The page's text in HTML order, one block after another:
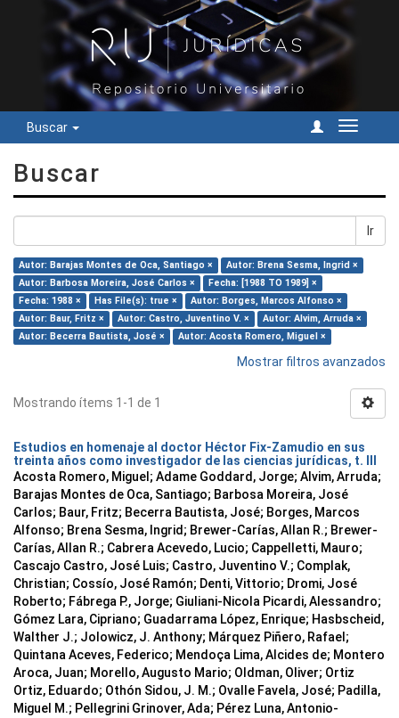
Buscar
Cambiar
Buscar
Ir
Autor: Barajas Montes de Oca, Santiago ×
Autor: Brena Sesma, Ingrid ×
Autor: Barbosa Moreira, José Carlos ×
Fecha: [1988 TO 1989] ×
Fecha: 1988 ×
Has File(s): true ×
Autor: Borges, Marcos Alfonso ×
Autor: Baur, Fritz ×
Autor: Castro, Juventino V. ×
Autor: Alvim, Arruda ×
Autor: Becerra Bautista, José ×
Autor: Acosta Romero, Miguel ×
Mostrar filtros avanzados
Mostrando ítems 1-1 de 1
Estudios en homenaje al doctor Héctor Fix-Zamudio en sus
treinta años como investigador de las ciencias jurídicas, t. III
Acosta Romero, Miguel; Adame Goddard, Jorge; Alvim, Arruda;
Barajas Montes de Oca, Santiago; Barbosa Moreira, José
Carlos; Baur, Fritz; Becerra Bautista, José; Borges, Marcos
Alfonso; Brena Sesma, Ingrid; Brewer-Carías, Allan R.; Brewer-
Carías, Allan R.; Cabrera Acevedo, Lucio; Cappelletti, Mauro;
Cascajo Castro, José Luis; Castro, Juventino V.; Complak,
Christian; Cossío, José Ramón; Denti, Vittorio; Dromi, José
Roberto; Fábrega P., Jorge; Giuliani-Nicola Picardi, Alessandro;
Gómez Lara, Cipriano; Guadarrama López, Enrique; Hasbscheid,
Walther J.; Jolowicz, J. Anthony; Márquez Piñero, Rafael;
Quintana Aceves, Federico; Mendoça Lima, Alcides de; Montero
Aroca, Juan; Morello, Augusto Mario; Oldman, Oliver; Ortiz
Ortiz, Eduardo; Othón Sidou, J. M.; Ovalle Favela, José; Padilla,
Miguel M.; Pellegrini Grinover, Ada; Pérez Luna, Antonio-